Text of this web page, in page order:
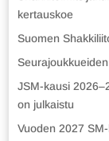
kertauskoe
Suomen
JSM-kausi
on julkaistu
Vuoden 2027